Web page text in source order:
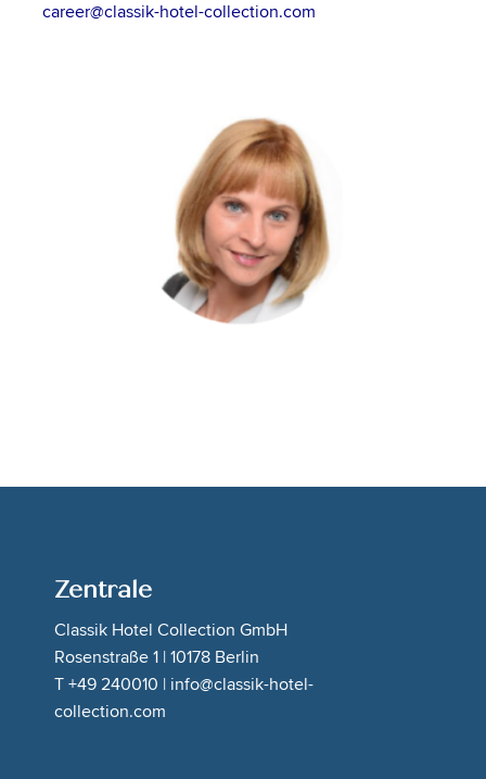
career@classik-hotel-collection.com
Zentrale
Classik Hotel Collection GmbH
Rosenstraße 1 | 10178 Berlin
T +49 240010 | info@classik-hotel-
collection.com